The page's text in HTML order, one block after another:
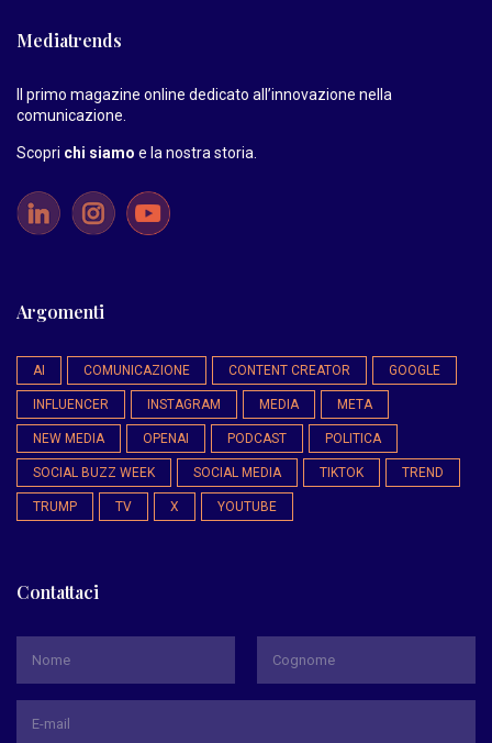
Mediatrends
Il primo magazine online dedicato all’innovazione nella
comunicazione.
Scopri chi siamo e la nostra storia
Argomenti
AI COMUNICAZIONE CONTENT CREATOR GOOGLE
INFLUENCER INSTAGRAM MEDIA META
NEW MEDIA OPENAI PODCAST POLITICA
SOCIAL BUZZ WEEK SOCIAL MEDIA TIKTOK TREND
TRUMP TV X YOUTUBE
Contattaci